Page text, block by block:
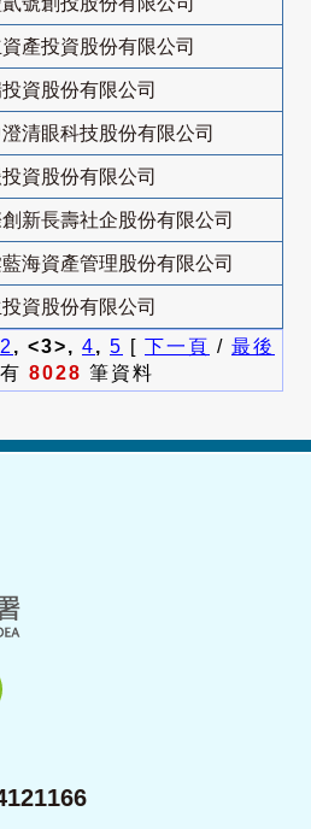
產投資股份有限公司
資股份有限公司
清眼科技股份有限公司
資股份有限公司
新長壽社企股份有限公司
海資產管理股份有限公司
資股份有限公司
2 , <3>, 4, 5 [ 下一頁 / 最後
8028 筆資料